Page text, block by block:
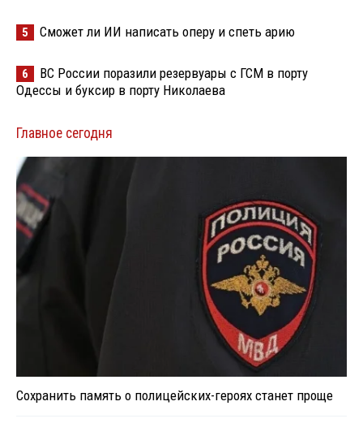
5 Сможет ли ИИ написать оперу и спеть арию
6
ВС России поразили резервуары с ГСМ в порту
Одессы и буксир в порту Николаева
Главное сегодня
Сохранить память о полицейских-героях станет проще